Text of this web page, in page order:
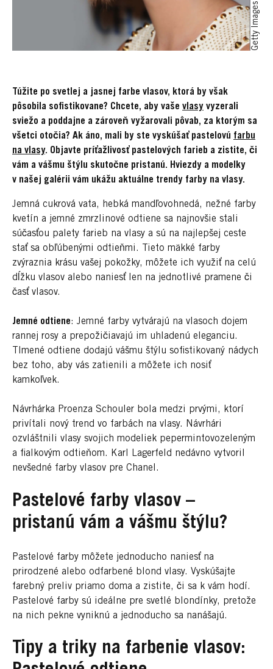
Getty Images
Túžite po svetlej a jasnej farbe vlasov, ktorá by však
pôsobila sofistikovane? Chcete, aby vaše vlasy vyzerali
sviežo a poddajne a zároveň vyžarovali pôvab, za ktorým sa
všetci otočia? Ak áno, mali by ste vyskúšať pastelovú farbu
na vlasy. Objavte príťažlivosť pastelových farieb a zistite, či
vám a vášmu štýlu skutočne pristanú. Hviezdy a modelky
v našej galérii vám ukážu aktuálne trendy farby na vlasy.
Jemná cukrová vata, hebká mandľovohnedá, nežné farby
kvetín a jemné zmrzlinové odtiene sa najnovšie stali
súčasťou palety farieb na vlasy a sú na najlepšej ceste
stať sa obľúbenými odtieňmi. Tieto mäkké farby
zvýraznia krásu vašej pokožky, môžete ich využiť na celú
dĺžku vlasov alebo naniesť len na jednotlivé pramene či
časť vlasov.
Jemné odtiene: Jemné farby vytvárajú na vlasoch dojem
rannej rosy a prepožičiavajú im uhladenú eleganciu.
Tlmené odtiene dodajú vášmu štýlu sofistikovaný nádych
bez toho, aby vás zatienili a môžete ich nosiť
kamkoľvek.
Návrhárka Proenza Schouler bola medzi prvými, ktorí
privítali nový trend vo farbách na vlasy. Návrhári
ozvláštnili vlasy svojich modeliek pepermintovozeleným
a fialkovým odtieňom. Karl Lagerfeld nedávno vytvoril
nevšedné farby vlasov pre Chanel.
Pastelové farby vlasov –
pristanú vám a vášmu štýlu?
Pastelové farby môžete jednoducho naniesť na
prirodzené alebo odfarbené blond vlasy. Vyskúšajte
farebný preliv priamo doma a zistite, či sa k vám hodí.
Pastelové farby sú ideálne pre svetlé blondínky, pretože
na nich pekne vyniknú a jednoducho sa nanášajú.
Tipy a triky na farbenie vlasov: